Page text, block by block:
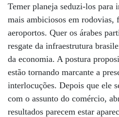
Temer planeja seduzi-los para
mais ambiciosos em rodovias,
aeroportos. Quer os árabes
resgate da infraestrutura
da economia. A postura
estão tornando marcante a
interlocuções. Depois que ele
com o assunto do comércio,
resultados parecem estar